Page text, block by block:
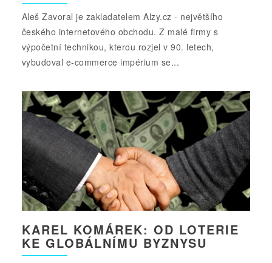
Aleš Zavoral je zakladatelem Alzy.cz - největšího
českého internetového obchodu. Z malé firmy s
výpočetní technikou, kterou rozjel v 90. letech,
vybudoval e-commerce impérium se...
KAREL KOMÁREK: OD LOTERIE
KE GLOBÁLNÍMU BYZNYSU